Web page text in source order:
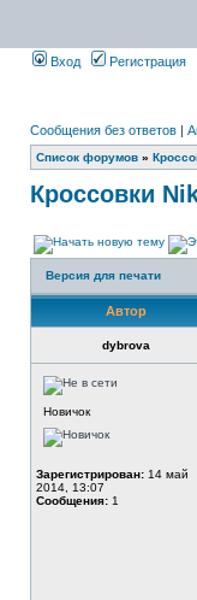
Вход Регистрация
Сообщения без ответов |
Список форумов »
Кроссовки
Версия для печати
Автор
dybrova
Новичок
Зарегистрирован: 14 май
2014, 13:07
Сообщения: 1